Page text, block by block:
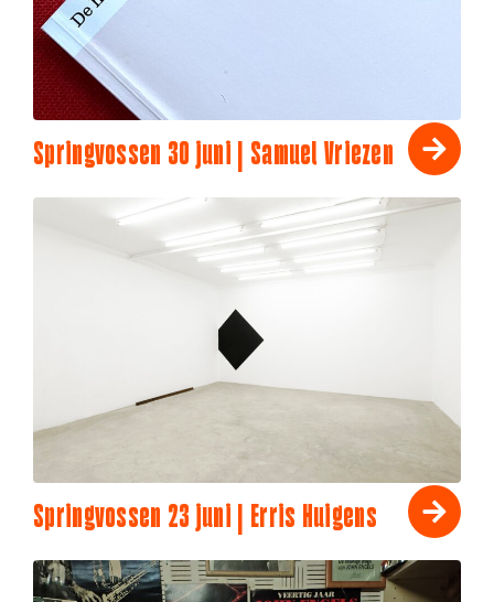
Springvossen 30 juni | Samuel Vriezen
Springvossen 23 juni | Erris Huigens